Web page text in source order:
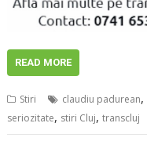
READ MORE
Stiri claudiu padurean,
seriozitate, stiri Cluj,transcluj